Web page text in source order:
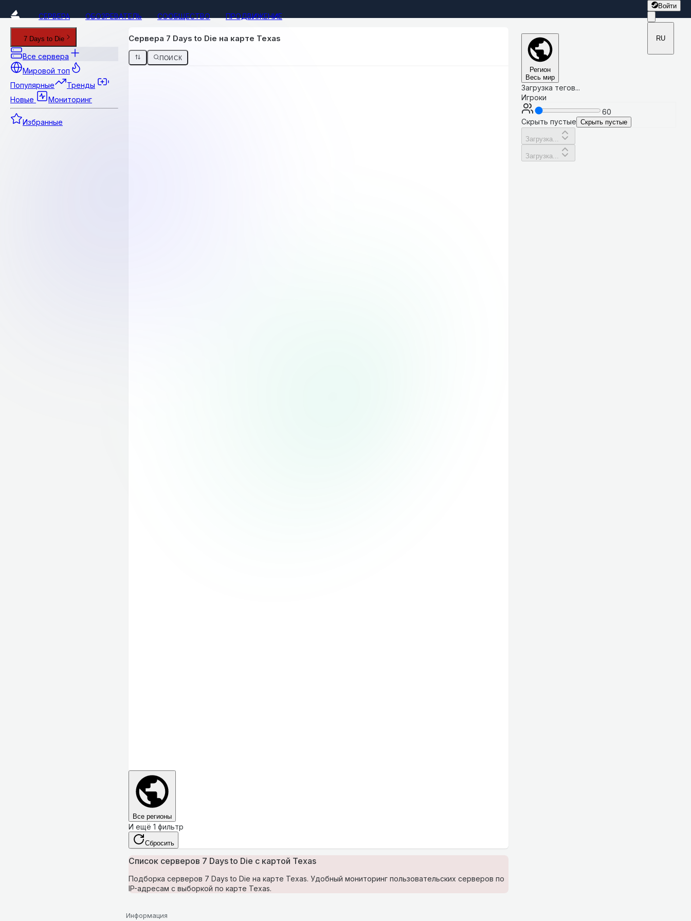
СЕРВЕРА ОБОЗРЕВАТЕЛЬ СООБЩЕСТВО ПРОДВИЖЕНИЕ
Войти
RU
7 Days to Die
Все сервера
Мировой топ
Популярные
Тренды
Новые
Мониторинг
Избранные
Сервера 7 Days to Die на карте Texas
ПОИСК
Все регионы
И ещё 1 фильтр
Сбросить
Список серверов 7 Days to Die с картой Texas
Подборка серверов 7 Days to Die на карте Texas. Удобный мониторинг пользовательских серверов по
IP-адресам с выборкой по карте Texas.
Регион
Весь мир
Загрузка тегов...
Игроки
60
Скрыть пустые Скрыть пустые
Загрузка...
Загрузка...
Информация